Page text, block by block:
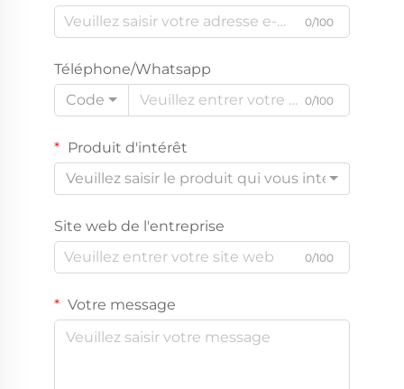
0/100
Téléphone/Whatsapp
Code
0/100
Produit d'intérêt
Veuillez saisir le produit qui vous intéresse
Site web de l'entreprise
0/100
Votre message